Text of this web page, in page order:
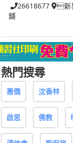
26618677
新
舖
熱門搜尋
惠僑 沈香林
啟思 佛教